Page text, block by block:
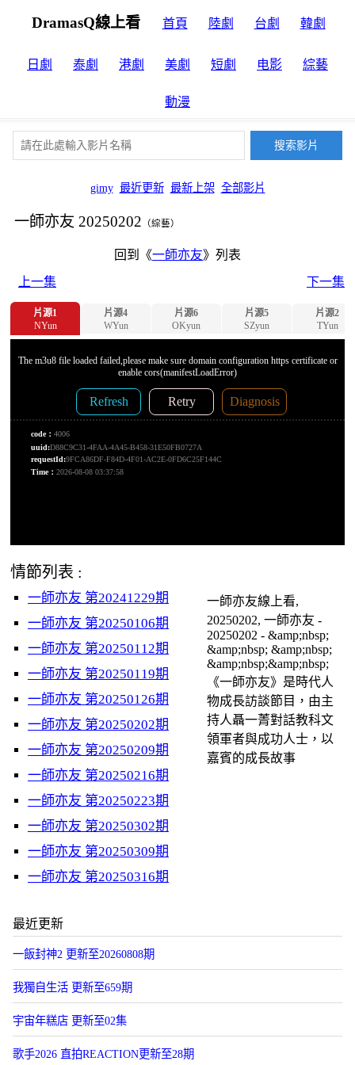
DramasQ線上看 首頁 陸劇 台劇 韓劇
日劇 泰劇 港劇 美劇 短劇 电影 綜藝
動漫
gimy 最近更新 最新上架 全部影片
一師亦友 20250202 （綜藝）
回到《一師亦友》列表
上一集
下一集
片源1
NYun
片源4
WYun
片源6
OKyun
片源5
SZyun
片源2
TYun
情節列表 :
一師亦友 第20241229期
一師亦友 第20250106期
一師亦友 第20250112期
一師亦友 第20250119期
一師亦友 第20250126期
一師亦友 第20250202期
一師亦友 第20250209期
一師亦友 第20250216期
一師亦友 第20250223期
一師亦友 第20250302期
一師亦友 第20250309期
一師亦友 第20250316期
一師亦友線上看,
20250202, 一師亦友 -
20250202 - &amp;nbsp;
&amp;nbsp; &amp;nbsp;
&amp;nbsp;&amp;nbsp;
《一師亦友》是時代人
物成長訪談節目，由主
持人聶一菁對話教科文
領軍者與成功人士，以
嘉賓的成長故事
最近更新
一飯封神2 更新至20260808期
我獨自生活 更新至659期
宇宙年糕店 更新至02集
歌手2026 直拍REACTION更新至28期